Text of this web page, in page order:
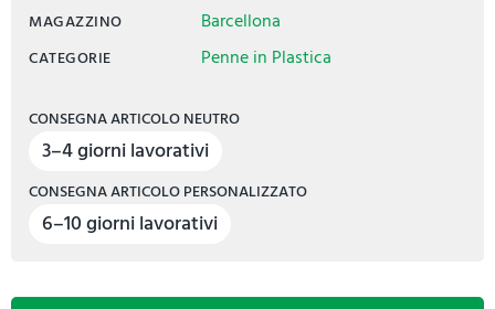
MAGAZZINO Barcellona
CATEGORIE Penne in Plastica
CONSEGNA ARTICOLO NEUTRO
3–4 giorni lavorativi
CONSEGNA ARTICOLO PERSONALIZZATO
6–10 giorni lavorativi